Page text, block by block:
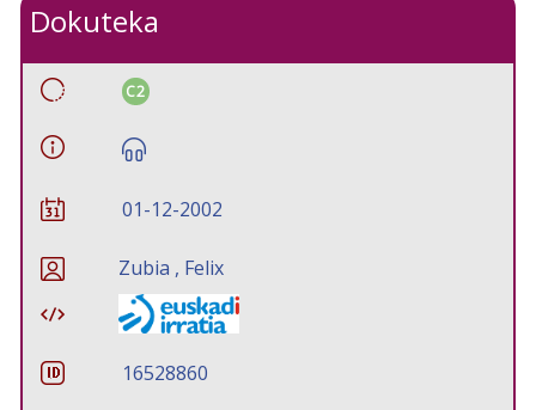
Dokuteka
C2
01-12-2002
Zubia , Felix
16528860